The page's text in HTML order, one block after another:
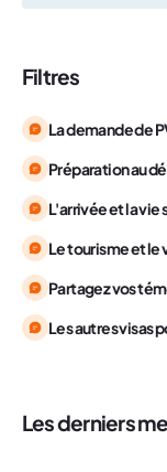
Filtres
La demande de
Préparation au
L'arrivée et la vie
Le tourisme et le
Partagez vos
Les autres visas
Les derniers